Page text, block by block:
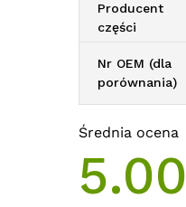
Producent
części
Nr OEM (dla
porównania)
Średnia ocena
5.00